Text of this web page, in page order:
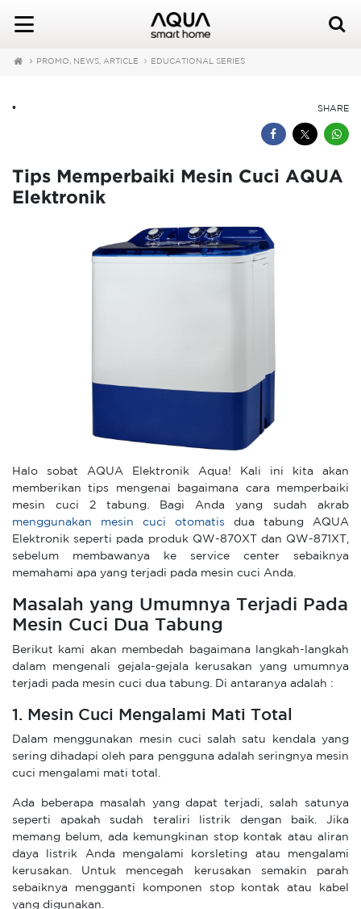
PROMO, NEWS, ARTICLE EDUCATIONAL SERIES
SHARE
•
Tips Memperbaiki Mesin Cuci AQUA
Elektronik
Halo sobat AQUA Elektronik Aqua! Kali ini kita akan
memberikan tips mengenai bagaimana cara memperbaiki
mesin cuci 2 tabung. Bagi Anda yang sudah akrab
menggunakan mesin cuci otomatis dua tabung AQUA
Elektronik seperti pada produk QW-870XT dan QW-871XT,
sebelum membawanya ke service center sebaiknya
memahami apa yang terjadi pada mesin cuci Anda.
Masalah yang Umumnya Terjadi Pada
Mesin Cuci Dua Tabung
Berikut kami akan membedah bagaimana langkah-langkah
dalam mengenali gejala-gejala kerusakan yang umumnya
terjadi pada mesin cuci dua tabung. Di antaranya adalah :
1. Mesin Cuci Mengalami Mati Total
Dalam menggunakan mesin cuci salah satu kendala yang
sering dihadapi oleh para pengguna adalah seringnya mesin
cuci mengalami mati total.
Ada beberapa masalah yang dapat terjadi, salah satunya
seperti apakah sudah teraliri listrik dengan baik. Jika
memang belum, ada kemungkinan stop kontak atau aliran
daya listrik Anda mengalami korsleting atau mengalami
kerusakan. Untuk mencegah kerusakan semakin parah
sebaiknya mengganti komponen stop kontak atau kabel
yang digunakan.